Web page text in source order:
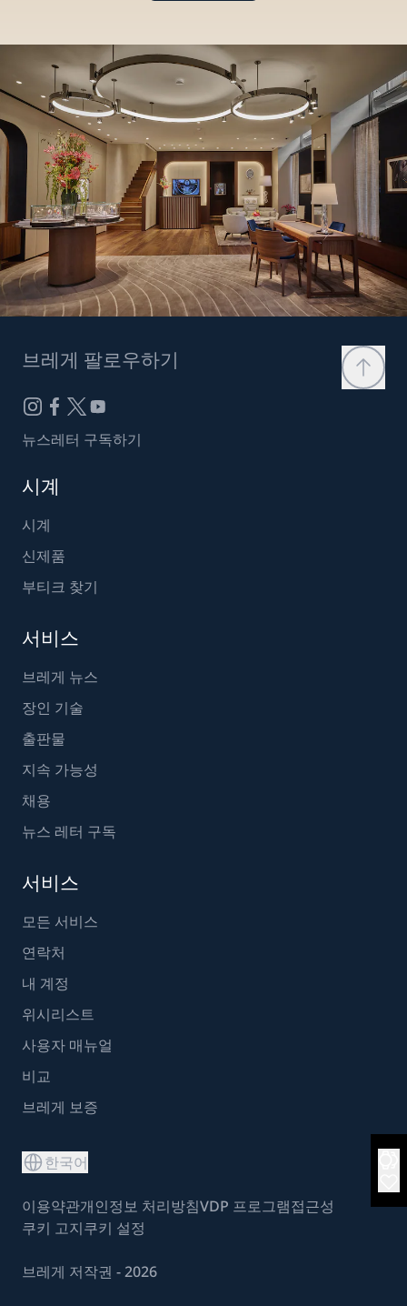
브레게 팔로우하기
뉴스레터 구독하기
시계
시계
신제품
부티크 찾기
서비스
브레게 뉴스
장인 기술
출판물
지속 가능성
채용
뉴스 레터 구독
서비스
모든 서비스
연락처
내 계정
위시리스트
사용자 매뉴얼
비교
브레게 보증
한국어
이용약관개인정보 처리방침VDP 프로그램접근성
쿠키 고지쿠키 설정
브레게 저작권 - 2026